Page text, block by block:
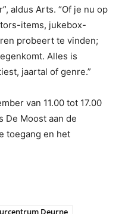
aldus Arts. “Of je nu op
items, jukebox-
probeert te vinden;
Alles is
jaartal of genre.”
van 11.00 tot 17.00
De Moost aan de
toegang en het
Deurne